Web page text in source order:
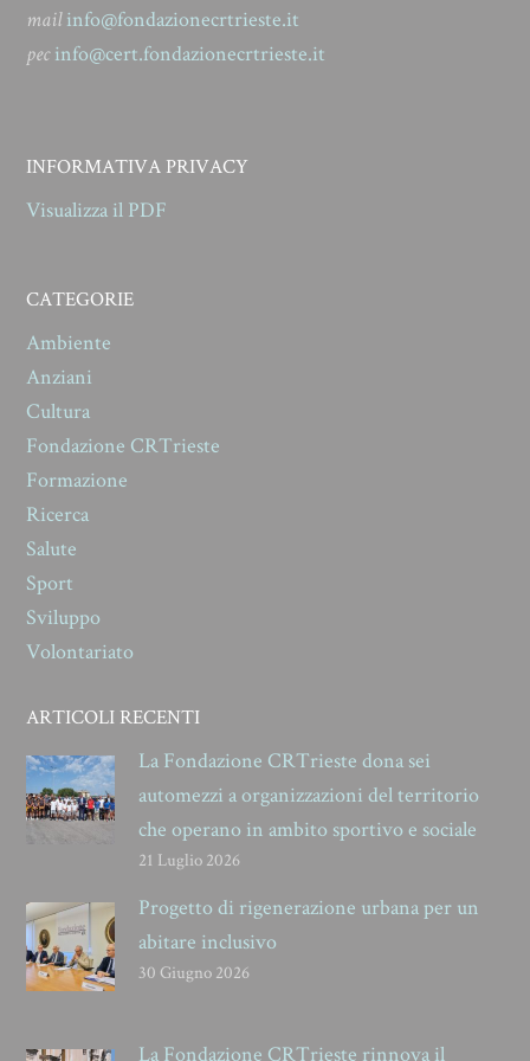
mailinfo@fondazionecrtrieste.it
pecinfo@cert.fondazionecrtrieste.it
INFORMATIVA PRIVACY
Visualizza il PDF
CATEGORIE
Ambiente
Anziani
Cultura
Fondazione CRTrieste
Formazione
Ricerca
Salute
Sport
Sviluppo
Volontariato
ARTICOLI RECENTI
La Fondazione CRTrieste dona sei
automezzi a organizzazioni del territorio
che operano in ambito sportivo e sociale
21 Luglio 2026
Progetto di rigenerazione urbana per un
abitare inclusivo
30 Giugno 2026
La Fondazione CRTrieste rinnova il